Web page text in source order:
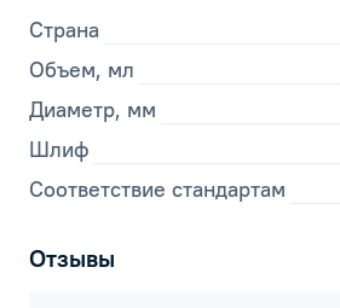
Страна
Объем, мл
Диаметр, мм
Шлиф
Соответствие стандартам
Отзывы